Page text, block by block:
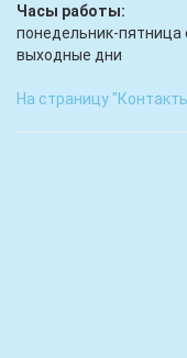
Часы работы:
понедельник-пятница
выходные дни
На страницу